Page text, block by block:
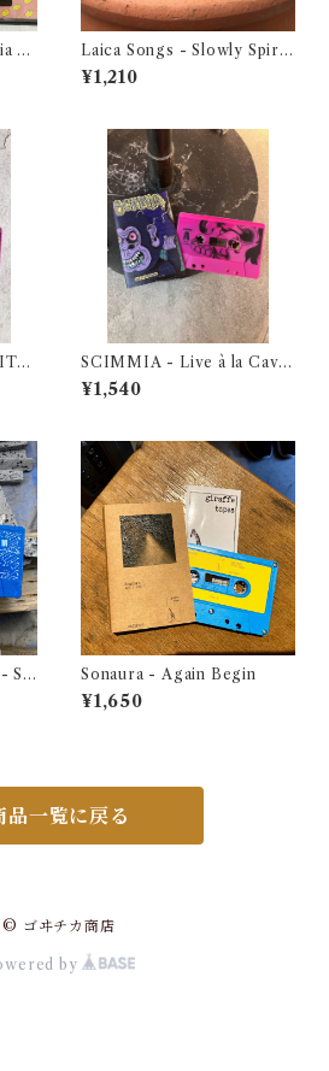
O
）
Laica Songs - Slowly Spiral
ing Towards the Light
¥1,210
VI
SCIMMIA - Live à la Cave
rne
¥1,540
S/
Sonaura - Again Begin
¥1,650
品一覧に戻る
© ゴヰチカ商店
by